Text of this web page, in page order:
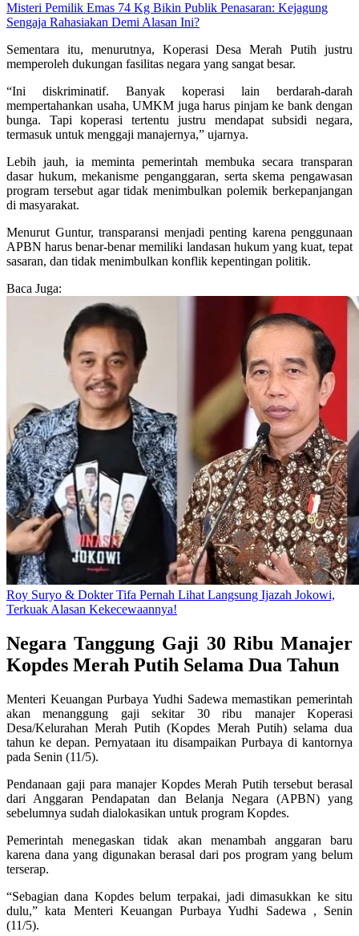
Misteri Pemilik Emas 74 Kg Bikin Publik Penasaran: Kejagung
Sengaja Rahasiakan Demi Alasan Ini?
Sementara itu, menurutnya, Koperasi Desa Merah Putih justru
memperoleh dukungan fasilitas negara yang sangat besar.
“Ini diskriminatif. Banyak koperasi lain berdarah-darah
mempertahankan usaha, UMKM juga harus pinjam ke bank dengan
bunga. Tapi koperasi tertentu justru mendapat subsidi negara,
termasuk untuk menggaji manajernya,” ujarnya.
Lebih jauh, ia meminta pemerintah membuka secara transparan
dasar hukum, mekanisme penganggaran, serta skema pengawasan
program tersebut agar tidak menimbulkan polemik berkepanjangan
di masyarakat.
Menurut Guntur, transparansi menjadi penting karena penggunaan
APBN harus benar-benar memiliki landasan hukum yang kuat, tepat
sasaran, dan tidak menimbulkan konflik kepentingan politik.
Baca Juga:
Roy Suryo & Dokter Tifa Pernah Lihat Langsung Ijazah Jokowi,
Terkuak Alasan Kekecewaannya!
Negara Tanggung Gaji 30 Ribu Manajer
Kopdes Merah Putih Selama Dua Tahun
Menteri Keuangan Purbaya Yudhi Sadewa memastikan pemerintah
akan menanggung gaji sekitar 30 ribu manajer Koperasi
Desa/Kelurahan Merah Putih (Kopdes Merah Putih) selama dua
tahun ke depan. Pernyataan itu disampaikan Purbaya di kantornya
pada Senin (11/5).
Pendanaan gaji para manajer Kopdes Merah Putih tersebut berasal
dari Anggaran Pendapatan dan Belanja Negara (APBN) yang
sebelumnya sudah dialokasikan untuk program Kopdes.
Pemerintah menegaskan tidak akan menambah anggaran baru
karena dana yang digunakan berasal dari pos program yang belum
terserap.
“Sebagian dana Kopdes belum terpakai, jadi dimasukkan ke situ
dulu,” kata Menteri Keuangan Purbaya Yudhi Sadewa , Senin
(11/5).